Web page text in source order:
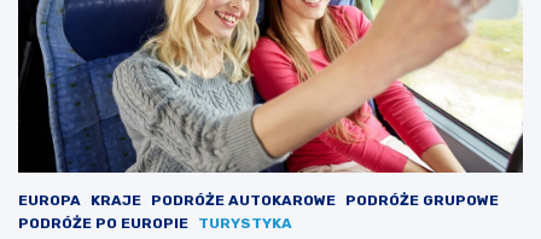
EUROPA KRAJE PODRÓŻE AUTOKAROWE
PODRÓŻE GRUPOWE
PODRÓŻE PO EUROPIE
TURYSTYKA